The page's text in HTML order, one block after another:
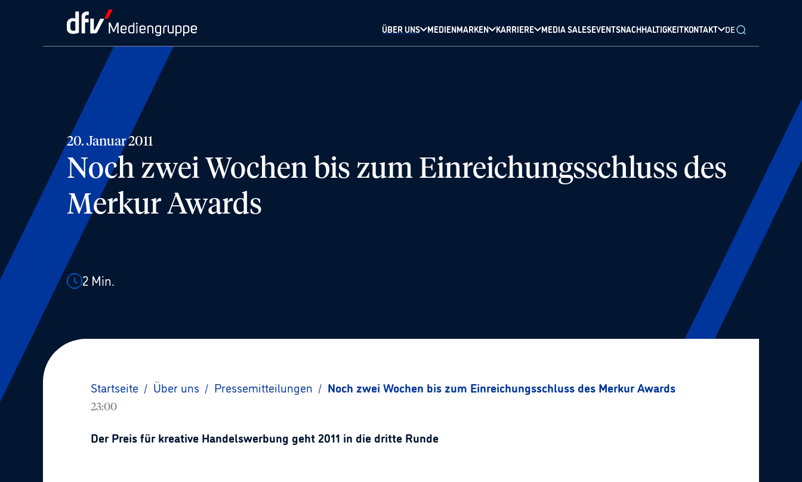
ÜBER UNS MEDIENMARKEN KARRIERE MEDIA SALESEVENTSNACHHALTIGKEITKONTAKT DE
20. Januar 2011
Noch zwei Wochen bis zum Einreichungsschluss des
Merkur Awards
2 Min.
Startseite / Über uns / Pressemitteilungen / Noch zwei Wochen bis zum Einreichungsschluss des Merkur Awards
23:00
Der Preis für kreative Handelswerbung geht 2011 in die dritte Runde